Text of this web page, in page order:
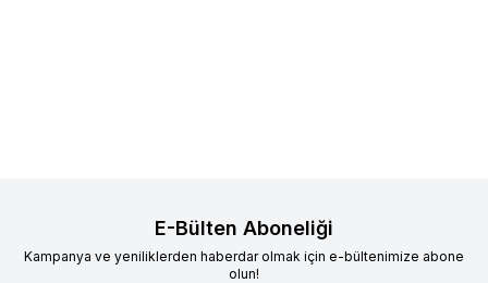
E-Bülten Aboneliği
Kampanya ve yeniliklerden haberdar olmak için e-bültenimize abone
olun!